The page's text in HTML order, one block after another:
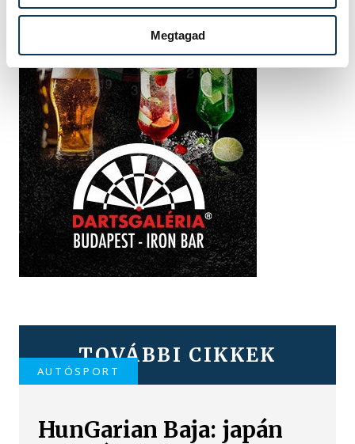
Megtagad
TOVÁBBI CIKKEK
AUTÓSPORT
HunGarian Baja: japán